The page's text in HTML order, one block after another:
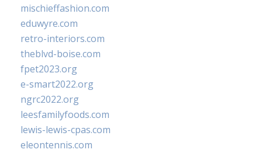
mischieffashion.com
eduwyre.com
retro-interiors.com
theblvd-boise.com
fpet2023.org
e-smart2022.org
ngrc2022.org
leesfamilyfoods.com
lewis-lewis-cpas.com
eleontennis.com